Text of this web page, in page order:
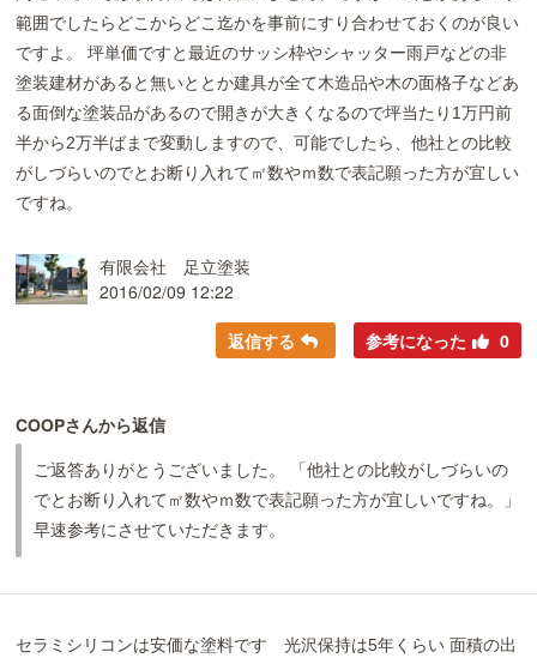
範囲でしたらどこからどこ迄かを事前にすり合わせておくのが良い
ですよ。 坪単価ですと最近のサッシ枠やシャッター雨戸などの非
塗装建材があると無いととか建具が全て木造品や木の面格子などあ
る面倒な塗装品があるので開きが大きくなるので坪当たり1万円前
半から2万半ばまで変動しますので、可能でしたら、他社との比較
がしづらいのでとお断り入れて㎡数やｍ数で表記願った方が宜しい
ですね。
有限会社 足立塗装
2016/02/09 12:22
返信する 参考になった 0
COOPさんから返信
ご返答ありがとうございました。 「他社との比較がしづらいの
でとお断り入れて㎡数やｍ数で表記願った方が宜しいですね。」
早速参考にさせていただきます。
セラミシリコンは安価な塗料です 光沢保持は5年くらい 面積の出